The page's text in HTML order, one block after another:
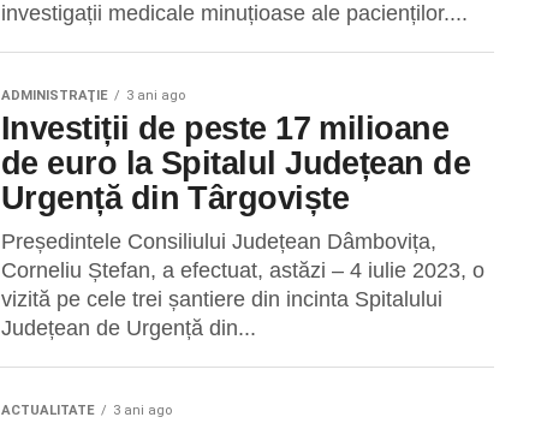
investigații medicale minuțioase ale pacienților....
ADMINISTRAŢIE 3 ani ago
Investiții de peste 17 milioane
de euro la Spitalul Județean de
Urgență din Târgoviște
Președintele Consiliului Județean Dâmbovița,
Corneliu Ștefan, a efectuat, astăzi – 4 iulie 2023, o
vizită pe cele trei șantiere din incinta Spitalului
Județean de Urgență din...
ACTUALITATE 3 ani ago